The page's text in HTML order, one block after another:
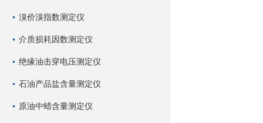
溴价溴指数测定仪
介质损耗因数测定仪
绝缘油击穿电压测定仪
石油产品盐含量测定仪
原油中蜡含量测定仪